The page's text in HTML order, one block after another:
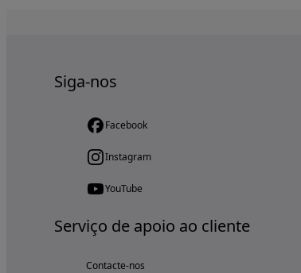
Siga-nos
Facebook
Instagram
YouTube
Serviço de apoio ao cliente
Contacte-nos